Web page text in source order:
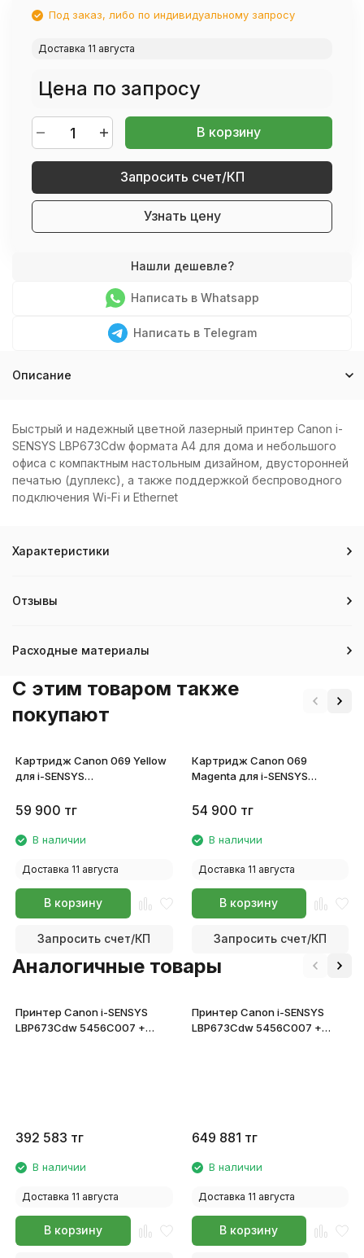
Под заказ, либо по индивидуальному запросу
Доставка 11 августа
Цена по запросу
В корзину
Запросить счет/КП
Узнать цену
Написать в Whatsapp
Написать в Telegram
Описание
Быстрый и надежный цветной лазерный принтер Canon i-
SENSYS LBP673Cdw формата А4 для дома и небольшого
офиса с компактным настольным дизайном, двусторонней
печатью (дуплекс), а также поддержкой беспроводного
подключения Wi-Fi и Ethernet
Характеристики
Отзывы
Расходные материалы
C этим товаром также
покупают
Картридж Canon 069 Yellow
для i-SENSYS
5091C002
59 900 тг
В наличии
Доставка 11 августа
В корзину
Запросить счет/КП
Картридж Canon 069
Magenta для i-SENSYS
5092C002
54 900 тг
В наличии
Доставка 11 августа
В корзину
Запросить счет/КП
Аналогичные товары
Принтер Canon i-SENSYS
LBP673Cdw 5456C007 +
392 583 тг
В наличии
Доставка 11 августа
В корзину
Принтер Canon i-SENSYS
LBP673Cdw 5456C007 +
649 881 тг
В наличии
Доставка 11 августа
В корзину